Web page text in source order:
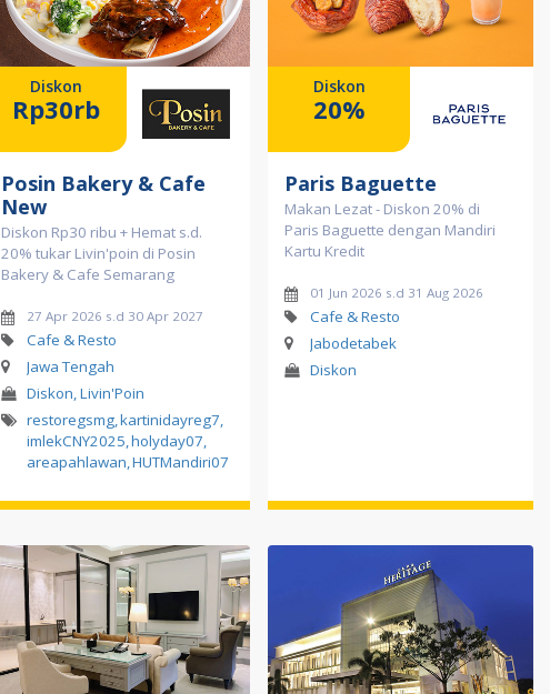
Diskon
Rp30rb
Posin Bakery & Cafe
New
Diskon Rp30 ribu + Hemat s.d.
20% tukar Livin'poin di Posin
Bakery & Cafe Semarang
27 Apr 2026 s.d 30 Apr 2027
Cafe & Resto
Jawa Tengah
Diskon, Livin'Poin
restoregsmg,kartinidayreg7,
imlekCNY2025,holyday07,
areapahlawan,HUTMandiri07
Diskon
20%
Paris Baguette
Makan Lezat - Diskon 20% di
Paris Baguette dengan Mandiri
Kartu Kredit
01 Jun 2026 s.d 31 Aug 2026
Cafe & Resto
Jabodetabek
Diskon